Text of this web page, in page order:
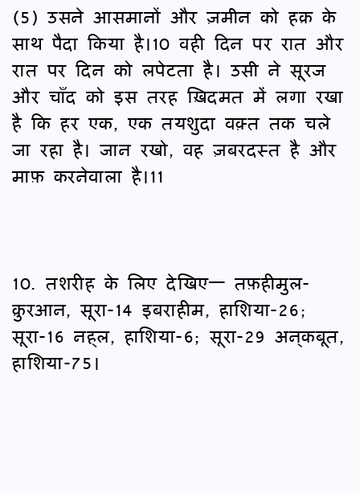
(5) उसने आसमानों और ज़मीन को हक़ के
साथ पैदा किया है।10 वही दिन पर रात और
रात पर दिन को लपेटता है। उसी ने सूरज
और चाँद को इस तरह ख़िदमत में लगा रखा
है कि हर एक, एक तयशुदा वक़्त तक चले
जा रहा है। जान रखो, वह ज़बरदस्त है और
माफ़ करनेवाला है।11
10. तशरीह के लिए देखिए— तफ़हीमुल-
क़ुरआन, सूरा-14 इबराहीम, हाशिया-26;
सूरा-16 नह्‌ल, हाशिया-6; सूरा-29 अन्‌कबूत,
हाशिया-75।